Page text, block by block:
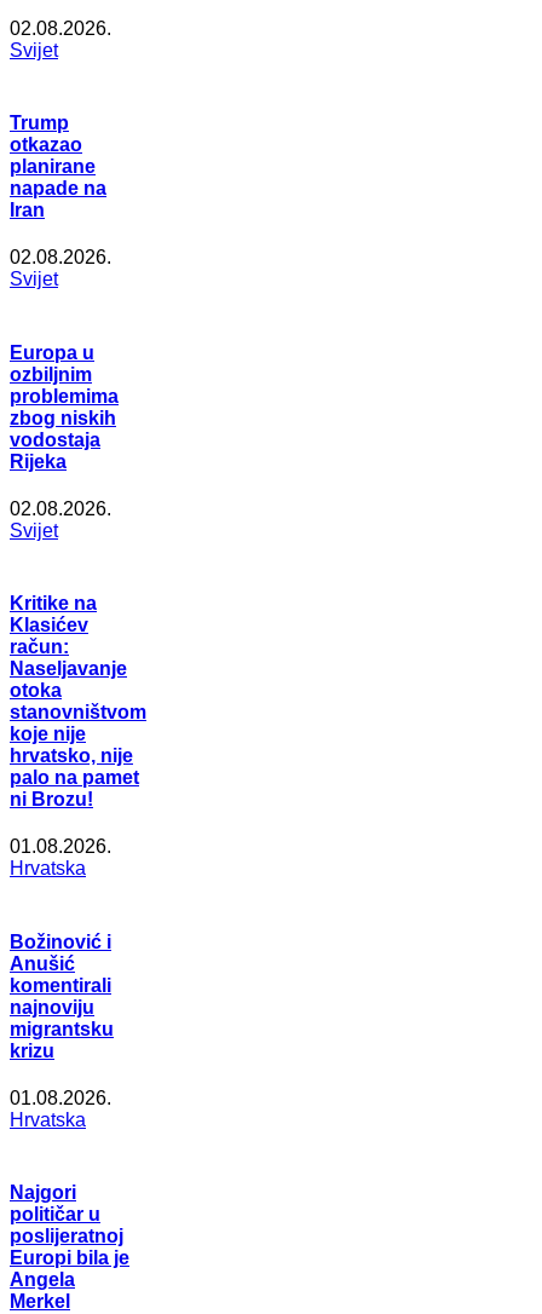
02.08.2026.
Svijet
Trump
otkazao
planirane
napade na
Iran
02.08.2026.
Svijet
Europa u
ozbiljnim
problemima
zbog niskih
vodostaja
Rijeka
02.08.2026.
Svijet
Kritike na
Klasićev
račun:
Naseljavanje
otoka
stanovništvom
koje nije
hrvatsko, nije
palo na pamet
ni Brozu!
01.08.2026.
Hrvatska
Božinović i
Anušić
komentirali
najnoviju
migrantsku
krizu
01.08.2026.
Hrvatska
Najgori
političar u
poslijeratnoj
Europi bila je
Angela
Merkel